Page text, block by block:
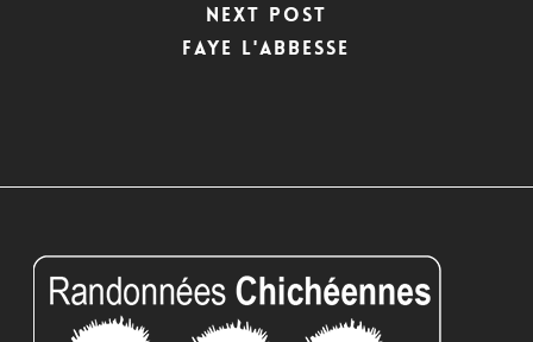
Next Post
FAYE L'ABBESSE